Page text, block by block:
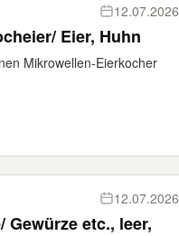
12.07.2026
Eier, Huhn
Mikrowellen-Eierkocher
12.07.2026
Gewürze etc., leer,